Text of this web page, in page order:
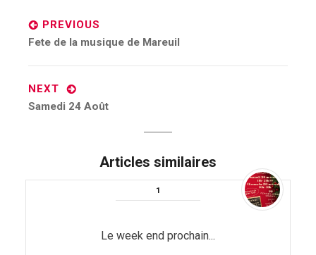
navigation
PREVIOUS
Previous
Fete de la musique de Mareuil
NEXT
Next
Samedi 24 Août
Articles similaires
Le week end prochain...